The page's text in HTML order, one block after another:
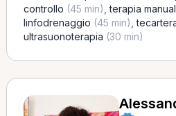
controllo (45 min) ,terapia
linfodrenaggio (45 min) ,
ultrasuonoterapia (30 min)